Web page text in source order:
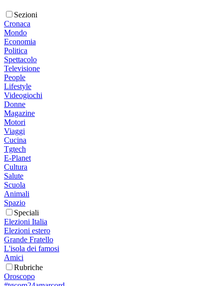
Sezioni
Cronaca
Mondo
Economia
Politica
Spettacolo
Televisione
People
Lifestyle
Videogiochi
Donne
Magazine
Motori
Viaggi
Cucina
Tgtech
E-Planet
Cultura
Salute
Scuola
Animali
Spazio
Speciali
Elezioni Italia
Elezioni estero
Grande Fratello
L'isola dei famosi
Amici
Rubriche
Oroscopo